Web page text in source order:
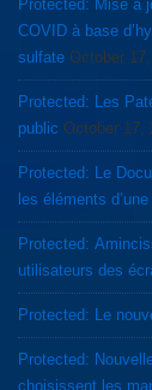
Protected: Mise à
COVID à base
sulfate October 17,
Protected: Les
public October 17,
Protected: Le
les éléments
Protected: Amincissement prématuré du cortex chez les grands
utilisateurs des
Protected: Le
Protected:
choisissent les